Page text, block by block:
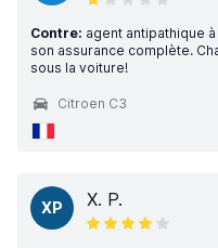
Contre: agent antipathique
son assurance complète.
sous la voiture!
Citroen C3
XP X. P.